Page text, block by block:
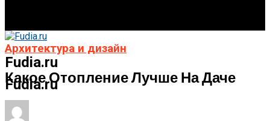
Fudia.ru
Fudia.ru
Архитектура и дизайн
Какое Отопление Лучше На Даче